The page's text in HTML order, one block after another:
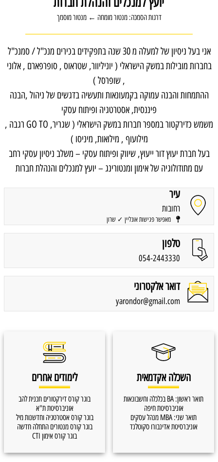
דרגות הסמכה: מנטור מומחה ← מנטור מוסמך
אני בעל ניסיון של למעלה מ 30 שנה בתפקידים בכירים מנכ"ל / סמנכ"ל
בחברות מובילות במשק הישראלי ( יוניליוור, שטראוס , סופרפארם , אלוני
, שופרסל )
ההתמחות והבנה עמוקה בקמעונאות ותעשיה בדגשים של ניהול ,הבנה
פיננסית, אסטרטגיה ופיתוח עסקי
משמש כדירקטור במספר חברות במשק הישראלי ( שגריר, GO TO רגבה ,
מילועוף , מילואות, מיניסו )
בעל חברת יעוץ דור ייעוץ, שיווק ופיתוח עסקי – משלב ניסיון עסקי רחב
עם מתודולוגיה של אימון ומנטורינג – יועץ למנכלים והנהלת חברות
עיר
רחובות
מאפשר פגישות אונליין ✓ שרון
טלפון
054-2443330
דואר אלקטרוני
yarondor@gmail.com
השכלה אקדמאית
תואר ראשון: BA בכלכלה וחשבונאות
אוניברסיטת חיפה
תואר שני: MBA מנהל עסקים
אוניברסיטת אדינבורו סקוטלנד
לימודים אחרים
בוגר קורס דירקטורים תכנית להב
אוניברסיטת ת"א
בוגר קורס אסטרטגיה וחדשנות מיל
בוגר קורס מנטורים התחלה חדשה
בוגר קורס אימון CTI